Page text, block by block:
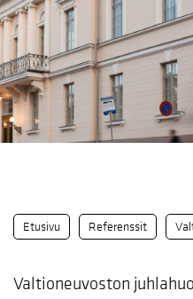
Etusivu Referenssit
Valtioneuvoston